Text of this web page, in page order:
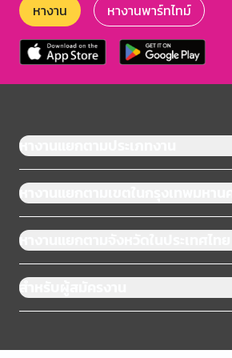
หางาน หางานพาร์ทไทม์
หางานแยกตามประเภทงาน
หางานแยกตามเขตในกรุงเทพมหานคร
หางานแยกตามจังหวัดในประเทศไทย
สำหรับผู้สมัครงาน